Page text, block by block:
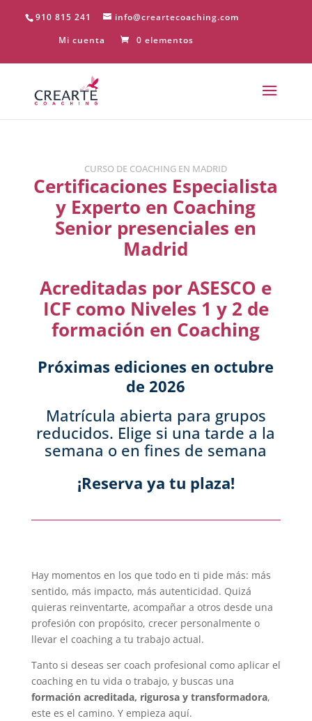
910 815 241
info@creartecoaching.com
Mi cuenta
0 elementos
CURSO DE COACHING EN MADRID
Certificaciones Especialista
y Experto en Coaching
Senior presenciales en
Madrid
Acreditadas por ASESCO e
ICF como Niveles 1 y 2 de
formación en Coaching
Próximas ediciones en octubre
de 2026
Matrícula abierta para grupos
reducidos. Elige si una tarde a la
semana o en fines de semana
¡Reserva ya tu plaza!
Hay momentos en los que todo en ti pide más: más
sentido, más impacto, más autenticidad. Quizá
quieras reinventarte, acompañar a otros desde una
profesión con propósito, crecer personalmente o
llevar el coaching a tu trabajo actual.
Tanto si deseas ser coach profesional como aplicar el
coaching en tu vida o trabajo, y buscas una
formación acreditada, rigurosa y transformadora,
este es el camino. Y empieza aquí.